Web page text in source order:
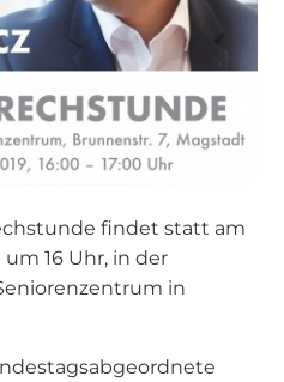
findet statt am
16 Uhr, in der
in